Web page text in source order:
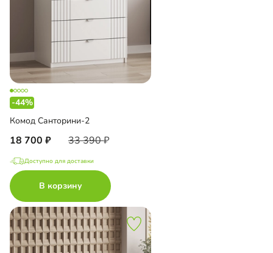
-44%
Комод Санторини-2
18 700 33 390
Доступно для доставки
В корзину